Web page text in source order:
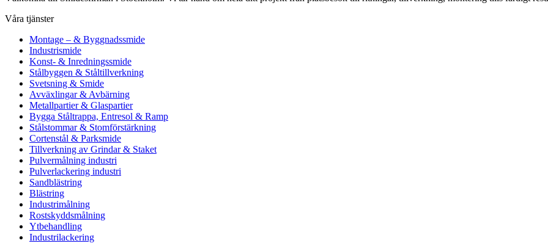
Våra tjänster
Montage – & Byggnadssmide
Industrismide
Konst- & Inredningssmide
Stålbyggen & Ståltillverkning
Svetsning & Smide
Avväxlingar & Avbärning
Metallpartier & Glaspartier
Bygga Ståltrappa, Entresol & Ramp
Stålstommar & Stomförstärkning
Cortenstål & Parksmide
Tillverkning av Grindar & Staket
Pulvermålning industri
Pulverlackering industri
Sandblästring
Blästring
Industrimålning
Rostskyddsmålning
Ytbehandling
Industrilackering